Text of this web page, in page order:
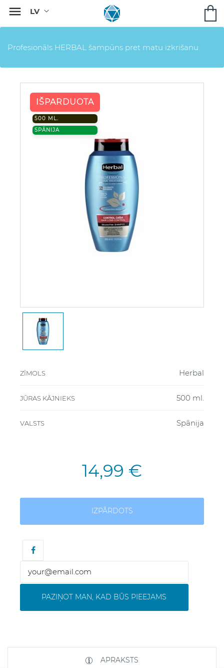

Profesionāls HERBAL šampūns pret matu izkrišanu
IŠPARDUOTA
500 ML.
SPĀNIJA
ZĪMOLS Herbal
JŪRAS KĀJNIEKS 500 ml.
VALSTS Spānija
14,99 €
IZPĀRDOTS
PAZIŅOT MAN, KAD BŪS PIEEJAMS
APRAKSTS